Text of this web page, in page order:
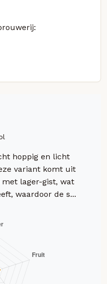
hoppig en licht
variant komt uit
lager-gist, wat
waardoor de s...